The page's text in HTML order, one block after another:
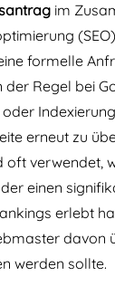
im
formelle
der Regel bei
erneut zu
oft verwendet,
einen
erlebt
davon
werden sollte.